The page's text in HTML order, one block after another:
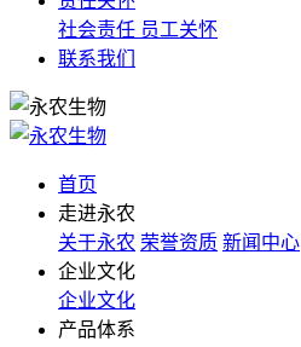
社会责任 员工关怀
联系我们
首页
走进永农
关于永农 荣誉资质 新闻中心
企业文化
企业文化
产品体系